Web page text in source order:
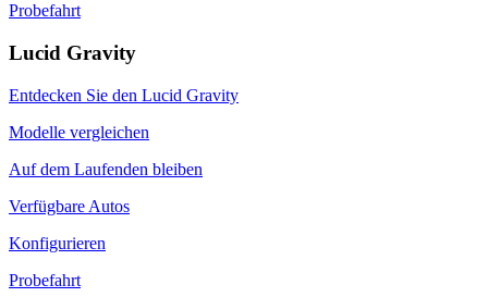
Probefahrt
Lucid Gravity
Entdecken Sie den Lucid Gravity
Modelle vergleichen
Auf dem Laufenden bleiben
Verfügbare Autos
Konfigurieren
Probefahrt